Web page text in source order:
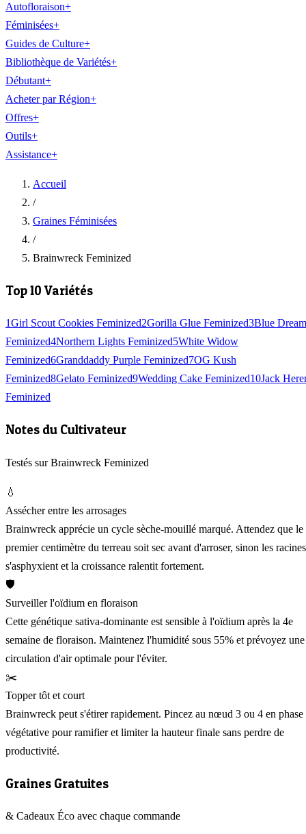
Autofloraison+
Féminisées+
Guides de Culture+
Bibliothèque de Variétés+
Débutant+
Acheter par Région+
Offres+
Outils+
Assistance+
Accueil
/
Graines Féminisées
/
Brainwreck Feminized
Top 10 Variétés
1Girl Scout Cookies Feminized2Gorilla Glue Feminized3Blue Dream
Feminized4Northern Lights Feminized5White Widow
Feminized6Granddaddy Purple Feminized7OG Kush
Feminized8Gelato Feminized9Wedding Cake Feminized10Jack
Feminized
Notes du Cultivateur
Testés sur Brainwreck Feminized
💧
Assécher entre les arrosages
Brainwreck apprécie un cycle sèche-mouillé marqué. Attendez que le
premier centimètre du terreau soit sec avant d'arroser, sinon les racines
s'asphyxient et la croissance ralentit fortement.
🛡️
Surveiller l'oïdium en floraison
Cette génétique sativa-dominante est sensible à l'oïdium après la 4e
semaine de floraison. Maintenez l'humidité sous 55% et prévoyez une
circulation d'air optimale pour l'éviter.
✂️
Topper tôt et court
Brainwreck peut s'étirer rapidement. Pincez au nœud 3 ou 4 en phase
végétative pour ramifier et limiter la hauteur finale sans perdre de
productivité.
Graines Gratuites
& Cadeaux Éco avec chaque commande